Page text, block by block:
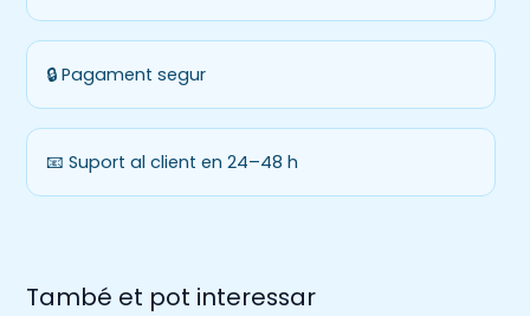
🔒 Pagament segur
📧 Suport al client en 24–48 h
També et pot interessar